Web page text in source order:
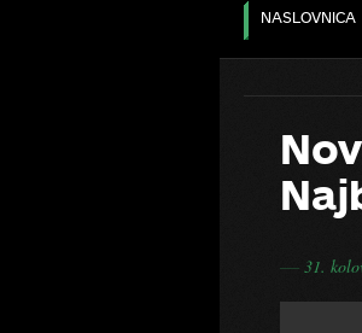
NASLOVNICA
― 31.